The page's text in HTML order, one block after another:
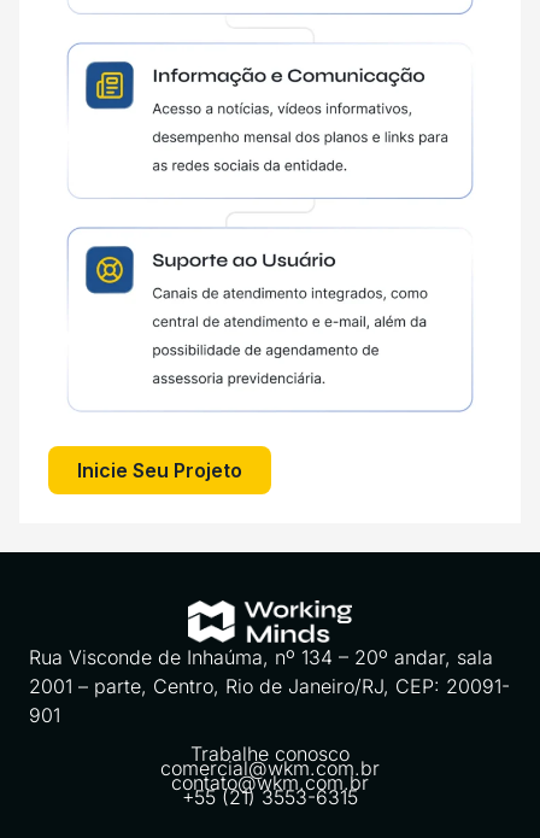
Inicie Seu Projeto
Rua Visconde de Inhaúma, nº 134 – 20º andar, sala
2001 – parte, Centro, Rio de Janeiro/RJ, CEP: 20091-
901
Trabalhe conosco
comercial@wkm.com.br
contato@wkm.com.br
+55 (21) 3553-6315